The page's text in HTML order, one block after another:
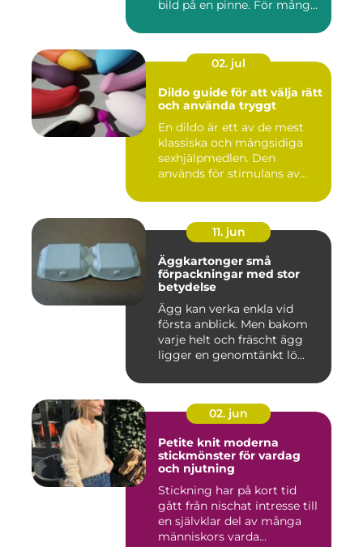
bild på en pinne. För mång...
02. jul
Dildo guide för att välja rätt
och använda tryggt
En dildo är ett av de mest
klassiska och mångsidiga
sexhjälpmedlen. Den
används för stimulans av
11. jun
Äggkartonger små
förpackningar med stor
betydelse
Ägg kan verka enkla vid
första anblick. Men bakom
varje helt och fräscht ägg
ligger en genomtänkt lö...
02. jun
Petite knit moderna
stickmönster för vardag
och njutning
Stickning har på kort tid
gått från nischat intresse till
en självklar del av många
människors varda...